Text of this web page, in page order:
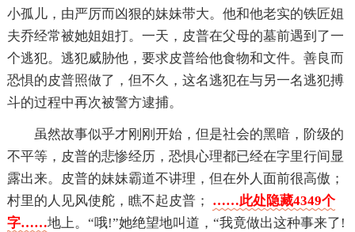
小孤儿，由严厉而凶狠的妹妹带大。他和他老实的铁匠姐
夫乔经常被她姐姐打。一天，皮普在父母的墓前遇到了一
个逃犯。逃犯威胁他，要求皮普给他食物和文件。善良而
恐惧的皮普照做了，但不久，这名逃犯在与另一名逃犯搏
斗的过程中再次被警方逮捕。
虽然故事似乎才刚刚开始，但是社会的黑暗，阶级的
不平等，皮普的悲惨经历，恐惧心理都已经在字里行间显
露出来。皮普的妹妹霸道不讲理，但在外人面前很高傲；
村里的人见风使舵，瞧不起皮普； ……此处隐藏4349个
字……地上。“哦!”她绝望地叫道，“我竟做出这种事来了!